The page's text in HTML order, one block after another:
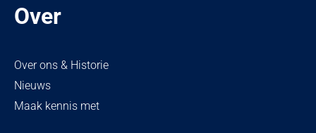
Over
Over ons & Historie
Nieuws
Maak kennis met